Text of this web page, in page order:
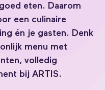
eten. Daarom
een culinaire
én je gasten. Denk
menu met
volledig
bij ARTIS.